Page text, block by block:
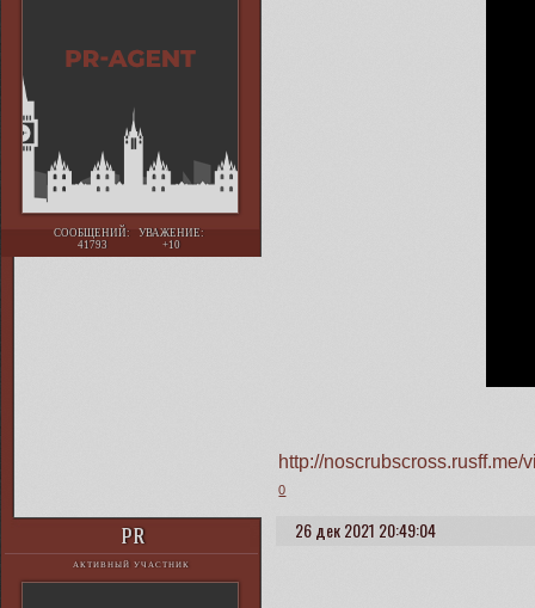
СООБЩЕНИЙ:
41793
УВАЖЕНИЕ:
+10
http://
0
26 дек 2021 20:49:04
PR
АКТИВНЫЙ УЧАСТНИК